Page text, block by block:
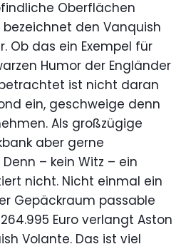
Oberflächen
den Vanquish
Ob das ein Exempel für
Humor der Engländer
ist nicht daran
ein, geschweige denn
Als großzügige
aber gerne
– kein Witz – ein
nicht. Nicht einmal ein
Gepäckraum passable
Euro verlangt Aston
Volante. Das ist viel